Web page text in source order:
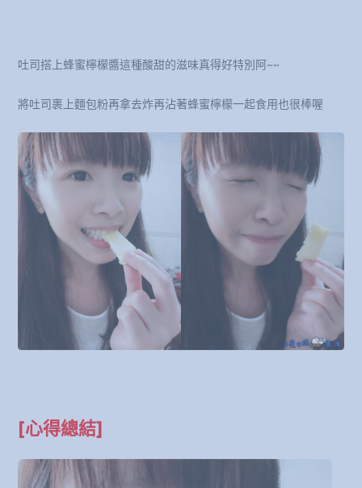
吐司搭上蜂蜜檸檬醬這種酸甜的滋味真得好特別阿~~
將吐司裹上麵包粉再拿去炸再沾著蜂蜜檸檬一起食用也很棒喔
[心得總結]